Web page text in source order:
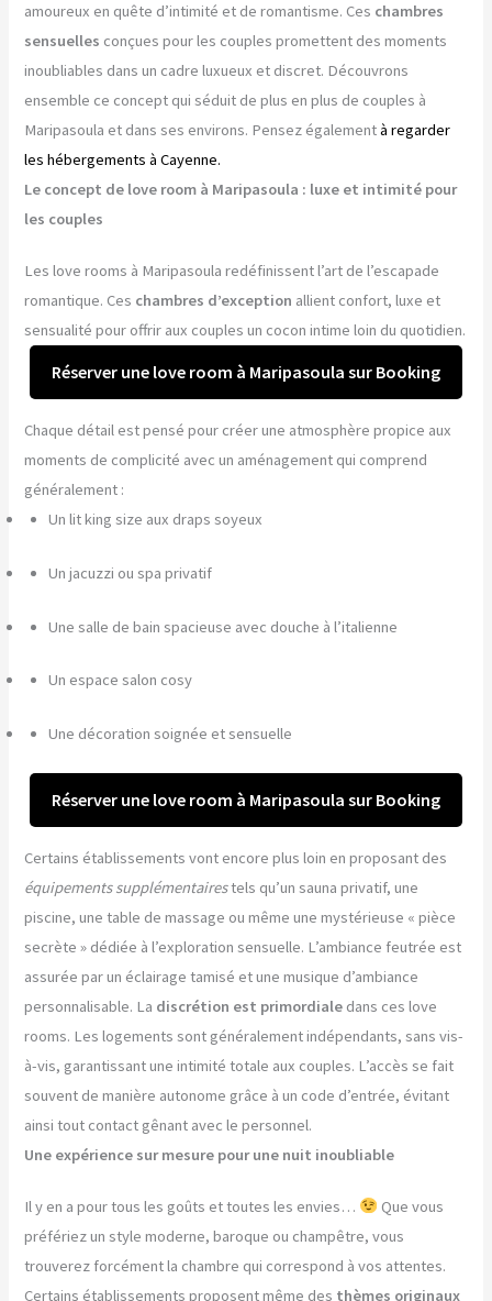
amoureux en quête d’intimité et de romantisme. Ces chambres
sensuelles conçues pour les couples promettent des moments
inoubliables dans un cadre luxueux et discret. Découvrons
ensemble ce concept qui séduit de plus en plus de couples à
Maripasoula et dans ses environs. Pensez égalementà regarder
les hébergements à Cayenne.
Le concept de love room à Maripasoula : luxe et intimité pour
les couples
Les love rooms à Maripasoula redéfinissent l’art de l’escapade
romantique. Ces chambres d’exception allient confort, luxe et
sensualité pour offrir aux couples un cocon intime loin du quotidien.
Réserver une love room à Maripasoula sur Booking
Chaque détail est pensé pour créer une atmosphère propice aux
moments de complicité avec un aménagement qui comprend
généralement :
Un lit king size aux draps soyeux
Un jacuzzi ou spa privatif
Une salle de bain spacieuse avec douche à l’italienne
Un espace salon cosy
Une décoration soignée et sensuelle
Réserver une love room à Maripasoula sur Booking
Certains établissements vont encore plus loin en proposant des
équipements supplémentairestels qu’un sauna privatif, une
piscine, une table de massage ou même une mystérieuse « pièce
secrète » dédiée à l’exploration sensuelle. L’ambiance feutrée est
assurée par un éclairage tamisé et une musique d’ambiance
personnalisable. La discrétion est primordiale dans ces love
rooms. Les logements sont généralement indépendants, sans vis-
à-vis, garantissant une intimité totale aux couples. L’accès se fait
souvent de manière autonome grâce à un code d’entrée, évitant
ainsi tout contact gênant avec le personnel.
Une expérience sur mesure pour une nuit inoubliable
Il y en a pour tous les goûts et toutes les envies…
Que vous
préfériez un style moderne, baroque ou champêtre, vous
trouverez forcément la chambre qui correspond à vos attentes.
Certains établissements proposent même des thèmes originaux